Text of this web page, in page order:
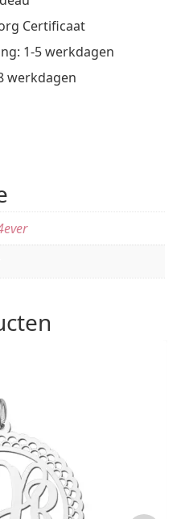
Certificaat
1-5 werkdagen
werkdagen